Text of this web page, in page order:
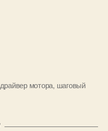
драйвер мотора, шаговый